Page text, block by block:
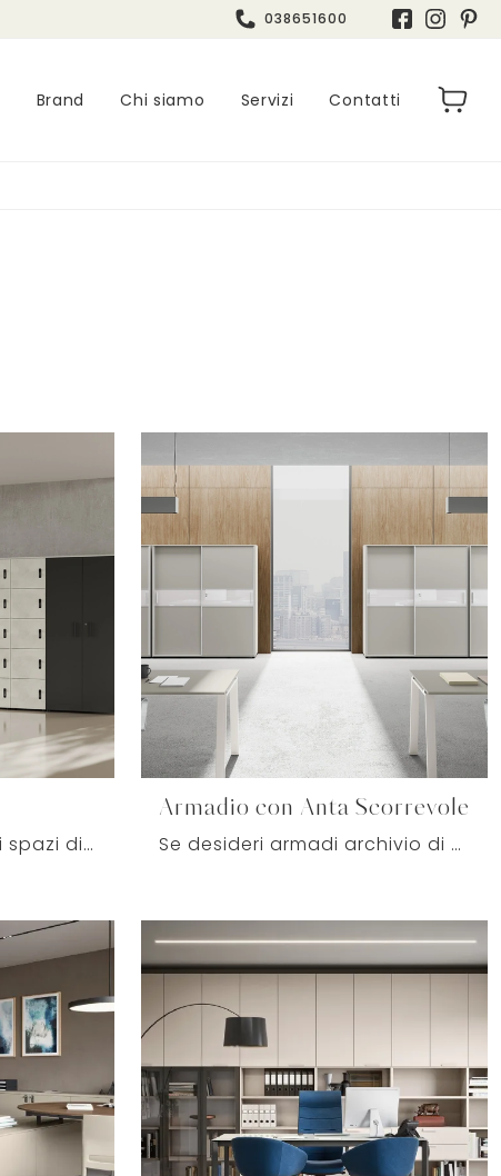
038651600
Brand Chi siamo Servizi Contatti
Se desideri ultimare gli spazi di lavoro, ecco qui il modello Lockers di Colombini Office tra diverse proposte di armadi archivio.
Armadio con Anta Scorrevole
Se desideri armadi archivio di Colombini Office, clicca e ottieni informazioni sul modello Armadio con Anta Scorrevole in melaminico per gli ambienti ...